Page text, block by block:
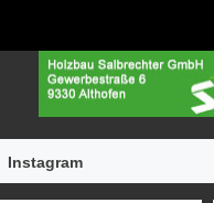
Instagram